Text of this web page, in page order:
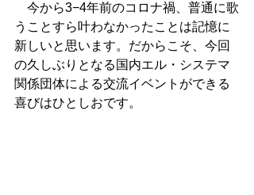
今から3−4年前のコロナ禍、普通に歌
うことすら叶わなかったことは記憶に
新しいと思います。だからこそ、今回
の久しぶりとなる国内エル・システマ
関係団体による交流イベントができる
喜びはひとしおです。